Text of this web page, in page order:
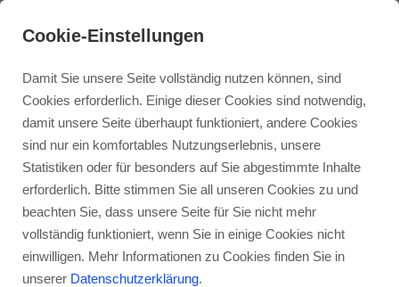
Mietminderung: Ab wann darf die Miete
gekürzt werden?
Cookie-Einstellungen
Damit Sie unsere Seite vollständig nutzen können, sind
Cookies erforderlich. Einige dieser Cookies sind notwendig,
damit unsere Seite überhaupt funktioniert, andere Cookies
sind nur ein komfortables Nutzungserlebnis, unsere
Statistiken oder für besonders auf Sie abgestimmte Inhalte
erforderlich. Bitte stimmen Sie all unseren Cookies zu und
beachten Sie, dass unsere Seite für Sie nicht mehr
vollständig funktioniert, wenn Sie in einige Cookies nicht
einwilligen. Mehr Informationen zu Cookies finden Sie in
unserer Datenschutzerklärung.